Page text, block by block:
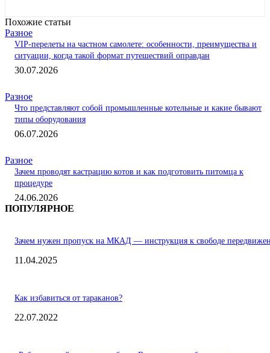
Похожие статьи
Разное
VIP-перелеты на частном самолете: особенности, преимущества и
ситуации, когда такой формат путешествий оправдан
30.07.2026
Разное
Что представляют собой промышленные котельные и какие бывают
типы оборудования
06.07.2026
Разное
Зачем проводят кастрацию котов и как подготовить питомца к
процедуре
24.06.2026
ПОПУЛЯРНОЕ
Зачем нужен пропуск на МКАД — инструкция к свободе
11.04.2025
Как избавиться от тараканов?
22.07.2022